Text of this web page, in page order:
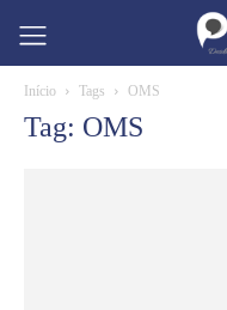
Início Tags OMS
Tag: OMS